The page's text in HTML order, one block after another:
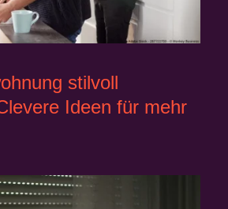
stilvoll
Ideen für mehr